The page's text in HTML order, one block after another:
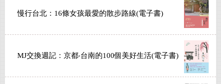
慢行台北：16條女孩最愛的散步路線(電子書)
MJ交換週記：京都‧台南的100個美好生活(電子書)